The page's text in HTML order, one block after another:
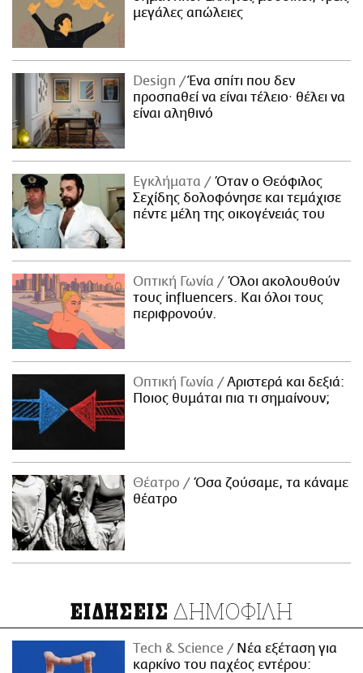
μεγάλες απώλειες
Design
Ένα σπίτι που δεν
προσπαθεί να είναι τέλειο· θέλει να
είναι αληθινό
Εγκλήματα
Όταν ο Θεόφιλος
Σεχίδης δολοφόνησε και τεμάχισε
πέντε μέλη της οικογένειάς του
Οπτική Γωνία
Όλοι ακολουθούν
τους influencers. Και όλοι τους
περιφρονούν.
Οπτική Γωνία
Αριστερά και δεξιά:
Ποιος θυμάται πια τι σημαίνουν;
Θέατρο
Όσα ζούσαμε, τα κάναμε
θέατρο
ΕΙΔΗΣΕΙΣ ΔΗΜΟΦΙΛΗ
Τech & Science
Νέα εξέταση για
καρκίνο του παχέος εντέρου: